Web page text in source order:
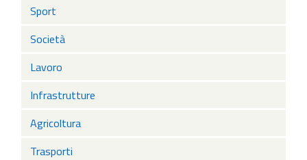
Sport
Società
Lavoro
Infrastrutture
Agricoltura
Trasporti